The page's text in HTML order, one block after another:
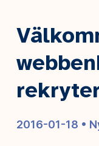
2016-01-18 •